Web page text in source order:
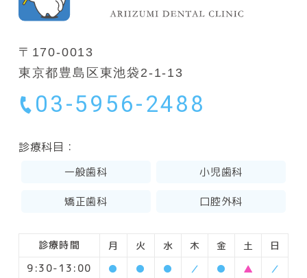
〒170-0013
東京都豊島区東池袋2-1-13
03-5956-2488
診療科目：
一般歯科 小児歯科
矯正歯科 口腔外科
診療時間 月 火 水 木 金 土
日
9:30-13:00
● ● ● ／ ● ▲
／